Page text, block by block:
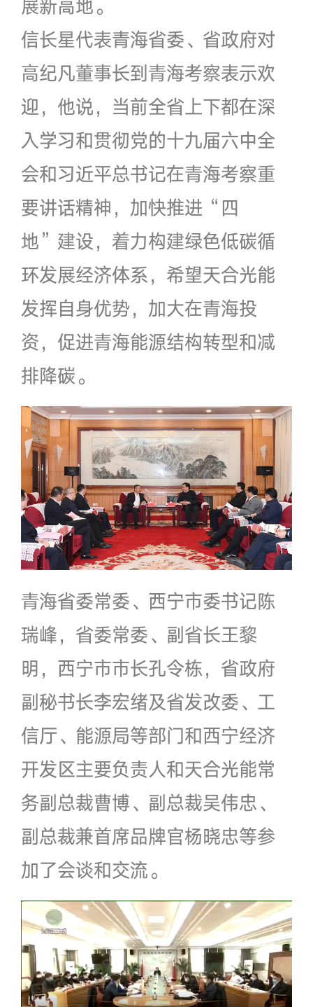
展新高地。
信长星代表青海省委、省政府对
高纪凡董事长到青海考察表示欢
迎，他说，当前全省上下都在深
入学习和贯彻党的十九届六中全
会和习近平总书记在青海考察重
要讲话精神，加快推进“四
地”建设，着力构建绿色低碳循
环发展经济体系，希望天合光能
发挥自身优势，加大在青海投
资，促进青海能源结构转型和减
排降碳。
青海省委常委、西宁市委书记陈
瑞峰，省委常委、副省长王黎
明，西宁市市长孔令栋，省政府
副秘书长李宏绪及省发改委、工
信厅、能源局等部门和西宁经济
开发区主要负责人和天合光能常
务副总裁曹博、副总裁吴伟忠、
副总裁兼首席品牌官杨晓忠等参
加了会谈和交流。